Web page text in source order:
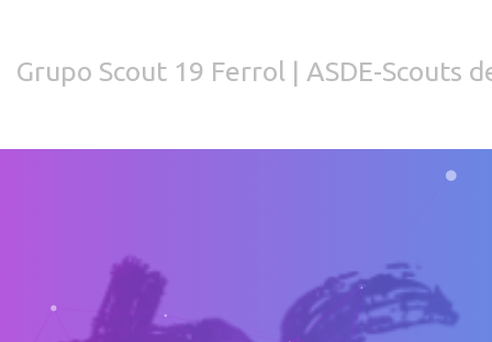
Grupo Scout 19 Ferrol | ASDE-Scouts